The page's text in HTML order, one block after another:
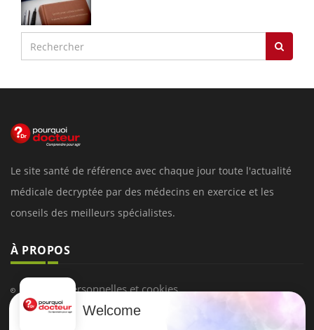
Le site santé de référence avec chaque jour toute l'actualité
médicale decryptée par des médecins en exercice et les
conseils des meilleurs spécialistes.
À PROPOS
Données personnelles et cookies
Qui sommes-nousWelcome